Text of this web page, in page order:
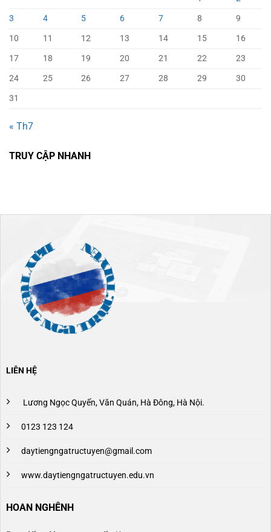
3
4 5 6 7 8
9
10
11 12 13 14 15
16
17
18 19 20 21 22
23
24
25 26 27 28 29
30
31
« Th7
TRUY CẬP NHANH
LIÊN HỆ
Lương Ngọc Quyến, Văn Quán, Hà Đông, Hà Nội.
0123 123 124
daytiengngatructuyen@gmail.com
www.daytiengngatructuyen.edu.vn
HOAN NGHÊNH